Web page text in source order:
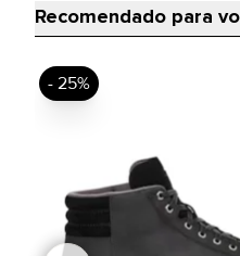
Recomendado para
- 25%